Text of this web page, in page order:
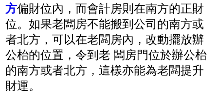
方偏財位內，而會計房則在南方的正財
位。如果老闆房不能搬到公司的南方或
者北方，可以在老闆房內，改動擺放辦
公枱的位置，令到老 闆房門位於辦公枱
的南方或者北方，這樣亦能為老闆提升
財運。